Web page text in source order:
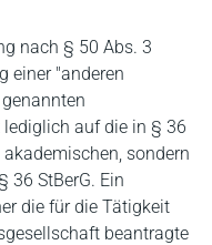
nach § 50 Abs. 3
einer "anderen
auf die in § 36
akademischen, sondern
36 StBerG. Ein
die für die Tätigkeit
beantragte